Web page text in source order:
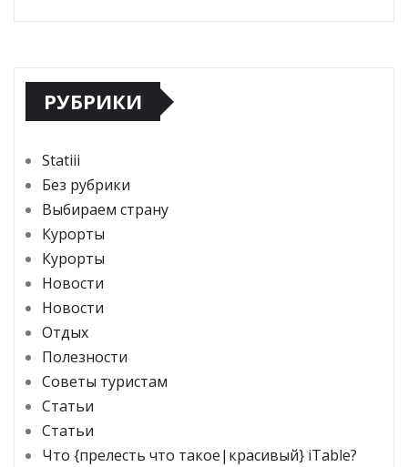
РУБРИКИ
Statiii
Без рубрики
Выбираем страну
Курорты
Курорты
Новости
Новости
Отдых
Полезности
Советы туристам
Статьи
Статьи
Что {прелесть что такое|красивый} iTable?